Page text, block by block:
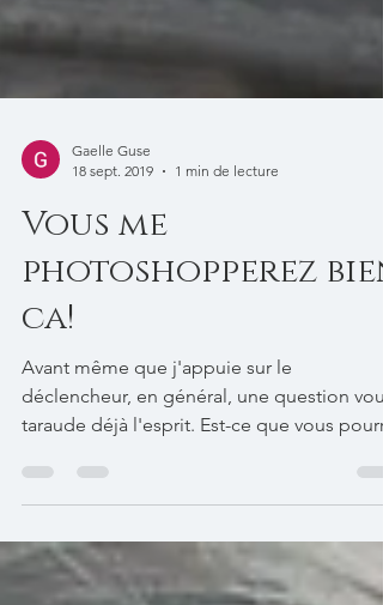
18 sept. 2019
Vous me
photoshopperez bien
ca!
Avant même que j'appuie sur le
déclencheur, en général, une question vous
taraude déjà l'esprit. Est-ce que vous
être...